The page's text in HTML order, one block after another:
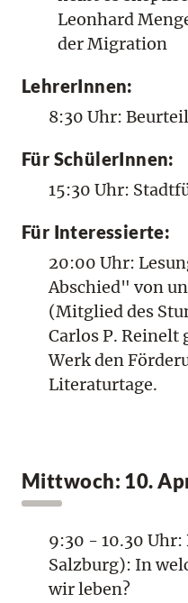
Leonhard
der Migration
LehrerInnen:
8:30 Uhr:
Für SchülerInnen:
15:30 Uhr:
Für Interessierte:
20:00 Uhr:
Abschied" von
(Mitglied des
Carlos P. Reinelt
Werk den
Literaturtage.
Mittwoch: 10.
9:30 - 10.30
Salzburg): In
wir leben?